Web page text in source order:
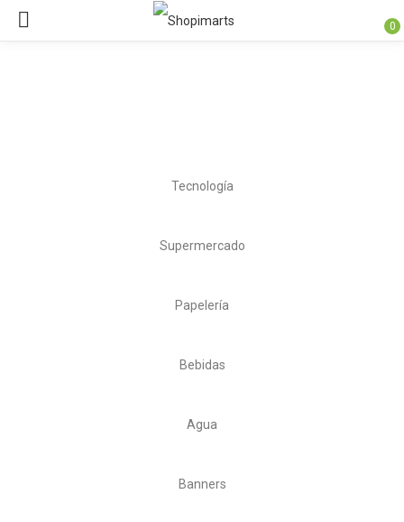
0
Tecnología
Supermercado
Papelería
Bebidas
Agua
Banners